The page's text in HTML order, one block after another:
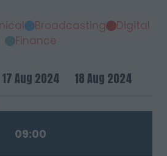
Broadcasting
Digital
Finance
17 Aug 2024 18 Aug 2024
09:00